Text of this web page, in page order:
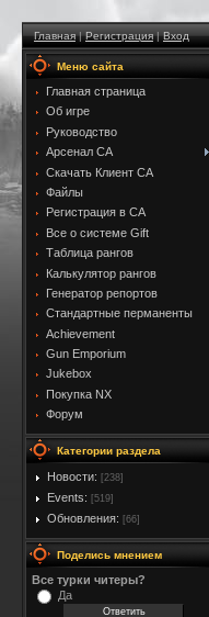
Главная|Регистрация|Вход
Меню сайта
Главная страница
Об игре
Руководство
Арсенал CA
Скачать Клиент CA
Файлы
Регистрация в CA
Все о системе Gift
Таблица рангов
Калькулятор рангов
Генератор репортов
Стандартные перманенты
Achievement
Gun Emporium
Jukebox
Покупка NX
Форум
Категории раздела
Новости: [238]
Events: [519]
Обновления: [66]
Поделись мнением
Все турки читеры?
Да